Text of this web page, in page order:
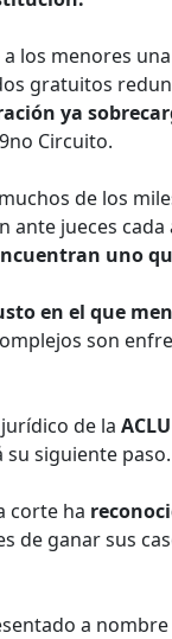
los menores
gratuitos
ya
Circuito.
de los
ante jueces
uno
en el que
son
de la ACLU
siguiente paso.
corte ha
de ganar sus
a